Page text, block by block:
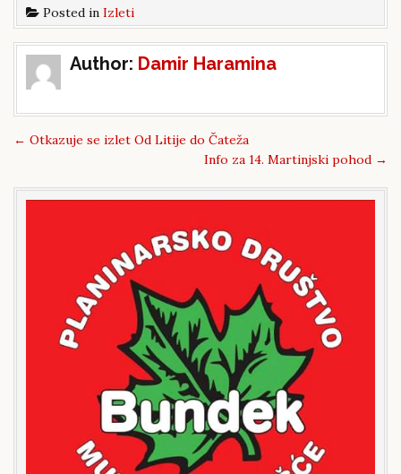
Posted in Izleti
Author: Damir Haramina
Post
navigation
← Otkazuje se izlet Od Litije do Čateža
Info za 14. Martinjski pohod →